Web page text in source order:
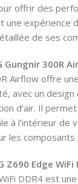
offrir des
une expérience
de ses
Gungnir 300R
Airflow offre
avec un
d’air. Il
à l’intérieur de
les composants
Z690 Edge WiFi
DDR4 est